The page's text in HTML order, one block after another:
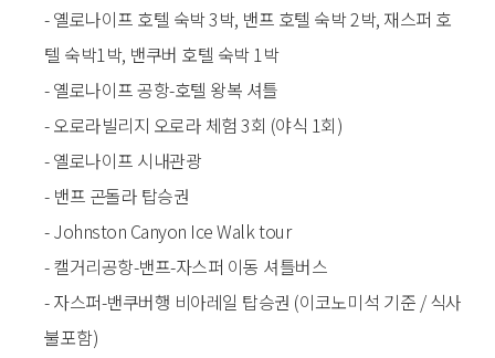
- 옐로나이프 호텔 숙박 3박, 밴프 호텔 숙박 2박, 재스퍼 호
텔 숙박1박, 밴쿠버 호텔 숙박 1박
- 옐로나이프 공항-호텔 왕복 셔틀
- 오로라빌리지 오로라 체험 3회 (야식 1회)
- 옐로나이프 시내관광
- 밴프 곤돌라 탑승권
- Johnston Canyon Ice Walk tour
- 캘거리공항-밴프-자스퍼 이동 셔틀버스
- 자스퍼-밴쿠버행 비아레일 탑승권 (이코노미석 기준 / 식사
불포함)